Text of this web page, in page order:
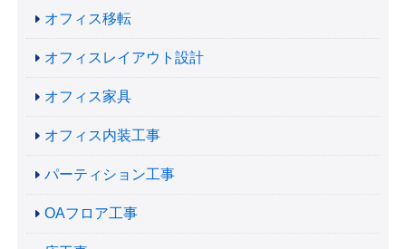
オフィス移転
オフィスレイアウト設計
オフィス家具
オフィス内装工事
パーティション工事
OAフロア工事